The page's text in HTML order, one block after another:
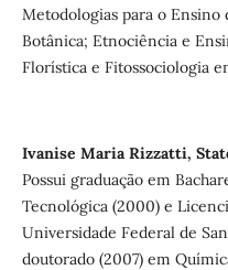
Metodologias para o Ensino
Botânica; Etnociência e
Florística e Fitossociologia
Ivanise Maria Rizzatti,
Possui graduação em
Tecnológica (2000) e
Universidade Federal de
doutorado (2007) em